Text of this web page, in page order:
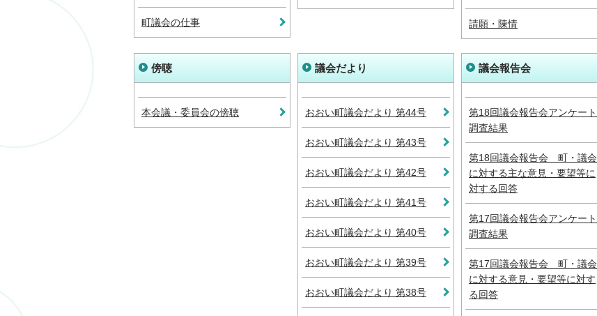
町議会の仕事 請願・陳情
傍聴
本会議・委員会の傍聴
議会だより
おおい町議会だより 第44号
おおい町議会だより 第43号
おおい町議会だより 第42号
おおい町議会だより 第41号
おおい町議会だより 第40号
おおい町議会だより 第39号
おおい町議会だより 第38号
議会報告会
第18回議会報告会アンケート
調査結果
第18回議会報告会 町・議会
に対する主な意見・要望等に
対する回答
第17回議会報告会アンケート
調査結果
第17回議会報告会 町・議会
に対する意見・要望等に対す
る回答